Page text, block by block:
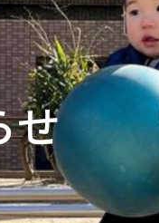
せ